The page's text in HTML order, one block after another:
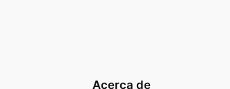
Acerca de